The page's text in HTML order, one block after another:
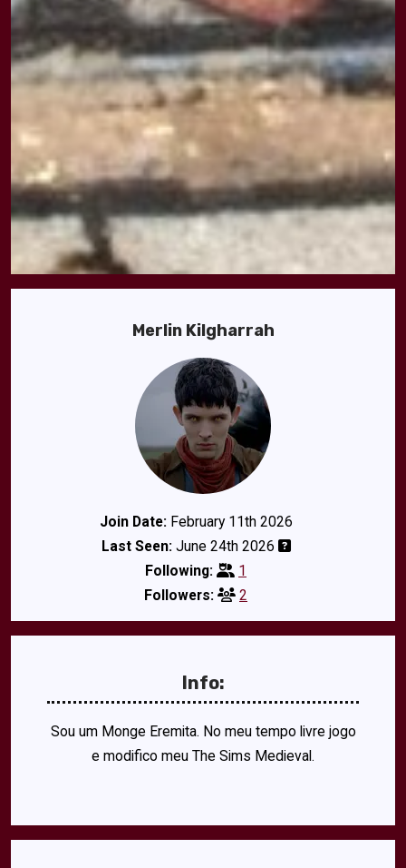
Merlin Kilgharrah
Join Date: February 11th 2026
Last Seen: June 24th 2026
Following:
1
Followers:
2
Info:
Sou um Monge Eremita. No meu tempo livre jogo
e modifico meu The Sims Medieval.